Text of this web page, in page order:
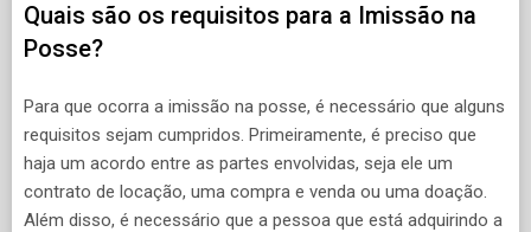
Quais são os requisitos para a Imissão na
Posse?
Para que ocorra a imissão na posse, é necessário que alguns
requisitos sejam cumpridos. Primeiramente, é preciso que
haja um acordo entre as partes envolvidas, seja ele um
contrato de locação, uma compra e venda ou uma doação.
Além disso, é necessário que a pessoa que está adquirindo a